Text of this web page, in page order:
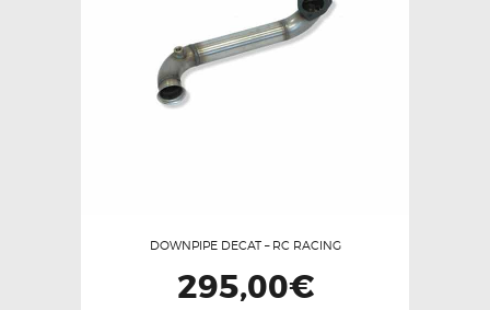
DOWNPIPE DECAT – RC RACING
295,00€